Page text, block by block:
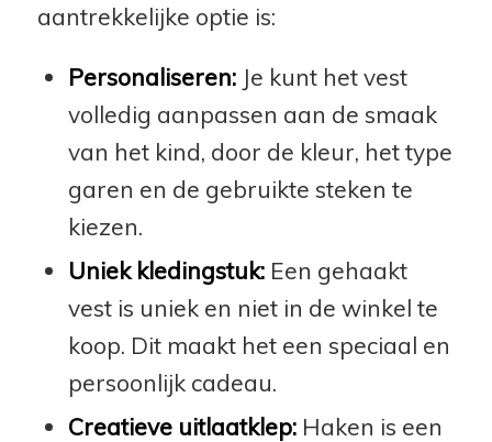
aantrekkelijke optie is:
Personaliseren:Je kunt het vest
volledig aanpassen aan de smaak
van het kind, door de kleur, het type
garen en de gebruikte steken te
kiezen.
Uniek kledingstuk:Een gehaakt
vest is uniek en niet in de winkel te
koop. Dit maakt het een speciaal en
persoonlijk cadeau.
Creatieve uitlaatklep:Haken is een